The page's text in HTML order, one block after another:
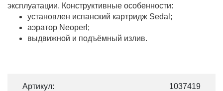
эксплуатации. Конструктивные особенности:
установлен испанский картридж Sedal;
аэратор Neoperl;
выдвижной и подъёмный излив.
Артикул: 1037419